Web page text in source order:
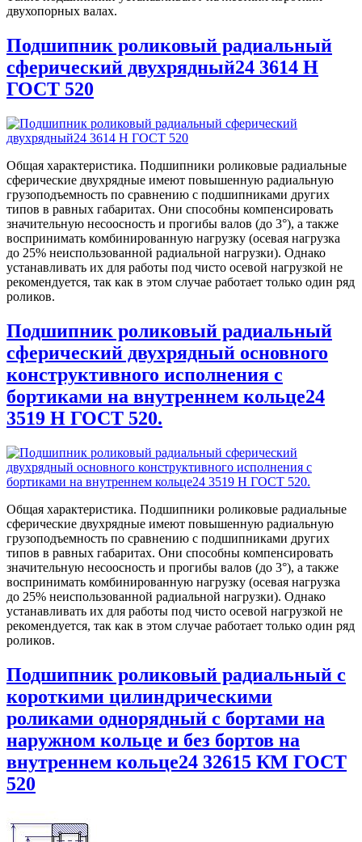
двухопорных валах.
Подшипник роликовый радиальный
сферический двухрядный24 3614 Н
ГОСТ 520
Общая характеристика. Подшипники роликовые радиальные
сферические двухрядные имеют повышенную радиальную
грузоподъемность по сравнению с подшипниками других
типов в равных габаритах. Они способны компенсировать
значительную несоосность и прогибы валов (до 3°), а также
воспринимать комбинированную нагрузку (осевая нагрузка
до 25% неиспользованной радиальной нагрузки). Однако
устанавливать их для работы под чисто осевой нагрузкой не
рекомендуется, так как в этом случае работает только один ряд
роликов.
Подшипник роликовый радиальный
сферический двухрядный основного
конструктивного исполнения с
бортиками на внутреннем кольце24
3519 Н ГОСТ 520.
Общая характеристика. Подшипники роликовые радиальные
сферические двухрядные имеют повышенную радиальную
грузоподъемность по сравнению с подшипниками других
типов в равных габаритах. Они способны компенсировать
значительную несоосность и прогибы валов (до 3°), а также
воспринимать комбинированную нагрузку (осевая нагрузка
до 25% неиспользованной радиальной нагрузки). Однако
устанавливать их для работы под чисто осевой нагрузкой не
рекомендуется, так как в этом случае работает только один ряд
роликов.
Подшипник роликовый радиальный с
короткими цилиндрическими
роликами однорядный с бортами на
наружном кольце и без бортов на
внутреннем кольце24 32615 КМ ГОСТ
520